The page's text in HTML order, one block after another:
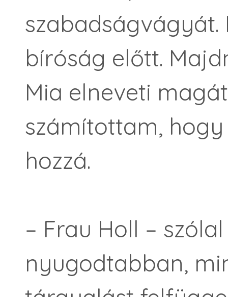
szabadságvágyát.
bíróság előtt.
Mia elneveti
számítottam,
hozzá.
– Frau Holl –
nyugodtab­ban,